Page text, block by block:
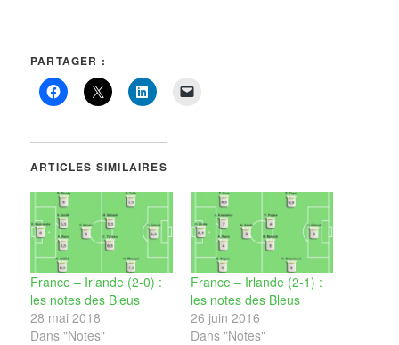
PARTAGER :
ARTICLES SIMILAIRES
France – Irlande (2-0) :
les notes des Bleus
28 mai 2018
Dans "Notes"
France – Irlande (2-1) :
les notes des Bleus
26 juin 2016
Dans "Notes"